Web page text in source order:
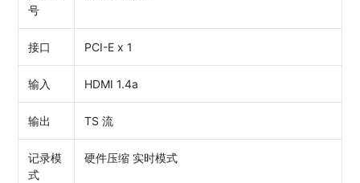
号
接口 PCI-E x 1
输入 HDMI 1.4a
输出 TS 流
记录模
式
硬件压缩 实时模式